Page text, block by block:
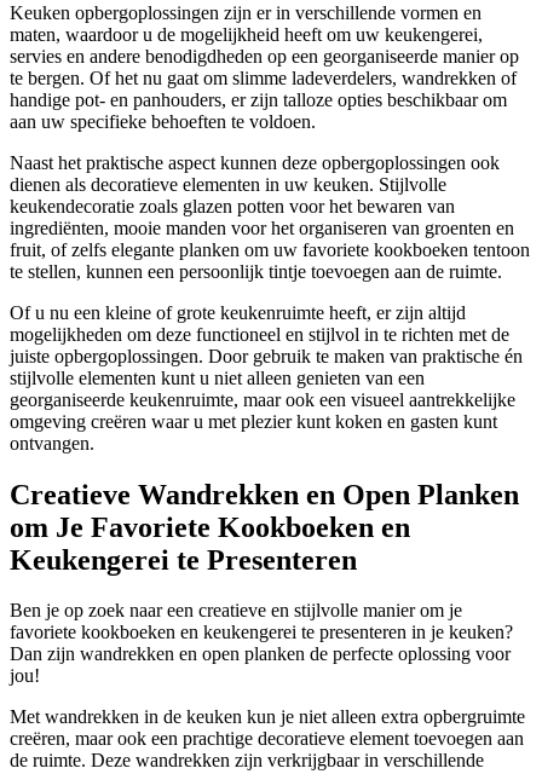
Keuken opbergoplossingen zijn er in verschillende vormen en
maten, waardoor u de mogelijkheid heeft om uw keukengerei,
servies en andere benodigdheden op een georganiseerde manier op
te bergen. Of het nu gaat om slimme ladeverdelers, wandrekken of
handige pot- en panhouders, er zijn talloze opties beschikbaar om
aan uw specifieke behoeften te voldoen.
Naast het praktische aspect kunnen deze opbergoplossingen ook
dienen als decoratieve elementen in uw keuken. Stijlvolle
keukendecoratie zoals glazen potten voor het bewaren van
ingrediënten, mooie manden voor het organiseren van groenten en
fruit, of zelfs elegante planken om uw favoriete kookboeken tentoon
te stellen, kunnen een persoonlijk tintje toevoegen aan de ruimte.
Of u nu een kleine of grote keukenruimte heeft, er zijn altijd
mogelijkheden om deze functioneel en stijlvol in te richten met de
juiste opbergoplossingen. Door gebruik te maken van praktische én
stijlvolle elementen kunt u niet alleen genieten van een
georganiseerde keukenruimte, maar ook een visueel aantrekkelijke
omgeving creëren waar u met plezier kunt koken en gasten kunt
ontvangen.
Creatieve Wandrekken en Open Planken
om Je Favoriete Kookboeken en
Keukengerei te Presenteren
Ben je op zoek naar een creatieve en stijlvolle manier om je
favoriete kookboeken en keukengerei te presenteren in je keuken?
Dan zijn wandrekken en open planken de perfecte oplossing voor
jou!
Met wandrekken in de keuken kun je niet alleen extra opbergruimte
creëren, maar ook een prachtige decoratieve element toevoegen aan
de ruimte. Deze wandrekken zijn verkrijgbaar in verschillende